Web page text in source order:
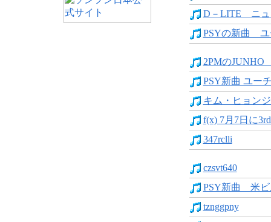
D－LITE ニュ
PSYの新曲 ユ
2PMの
PSY新曲 ユー
キム・ヒョン
f(x) 7月7日に
347rclli
czsvt640
PSY新曲 米ビ
tznggpny